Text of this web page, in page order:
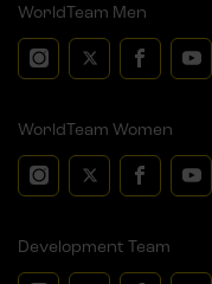
WorldTeam Men
WorldTeam Women
Development Team